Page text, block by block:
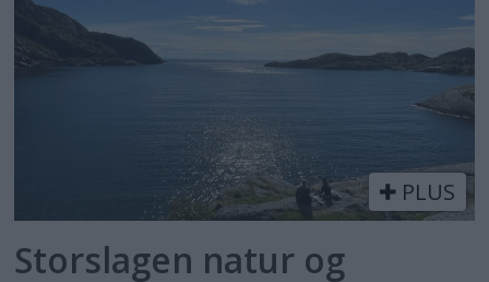
PLUS
Storslagen natur og